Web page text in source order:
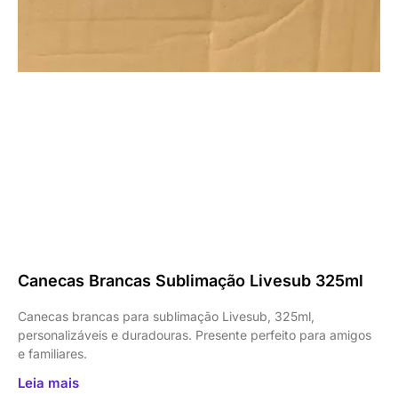
Canecas Brancas Sublimação Livesub 325ml
Canecas brancas para sublimação Livesub, 325ml,
personalizáveis e duradouras. Presente perfeito para amigos
e familiares.
Leia mais